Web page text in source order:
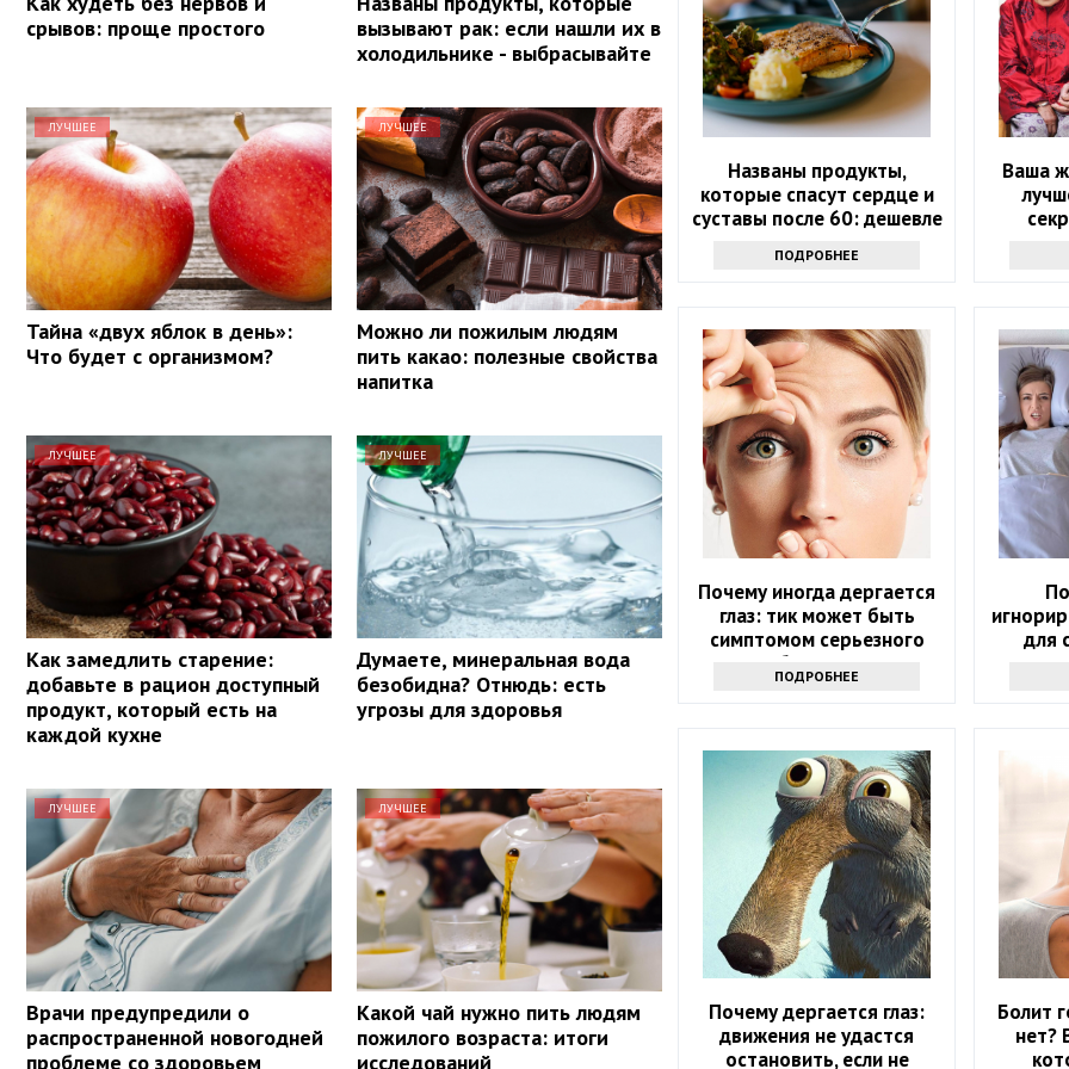
срывов: проще простого
вызывают рак: если нашли их в
холодильнике - выбрасывайте
ЛУЧШЕЕ
Тайна «двух яблок в день»:
Что будет с организмом?
ЛУЧШЕЕ
Можно ли пожилым людям
пить какао: полезные свойства
напитка
ЛУЧШЕЕ
Как замедлить старение:
добавьте в рацион доступный
продукт, который есть на
каждой кухне
ЛУЧШЕЕ
Думаете, минеральная вода
безобидна? Отнюдь: есть
угрозы для здоровья
ЛУЧШЕЕ
Врачи предупредили о
распространенной новогодней
проблеме со здоровьем
ЛУЧШЕЕ
Какой чай нужно пить людям
пожилого возраста: итоги
исследований
Названы продукты,
которые спасут сердце и
суставы после 60: дешевле
ПОДРОБНЕЕ
Ваша
Почему иногда дергается
глаз: тик может быть
симптомом серьезного
заболевания
ПОДРОБНЕЕ
для
Почему дергается глаз:
движения не удастся
остановить, если не
Болит
нет?